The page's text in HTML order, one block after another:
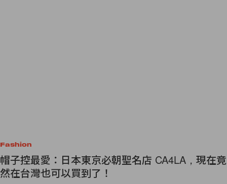
Fashion
帽子控最愛：日本東京必朝聖名店 CA4LA，現在竟
然在台灣也可以買到了！